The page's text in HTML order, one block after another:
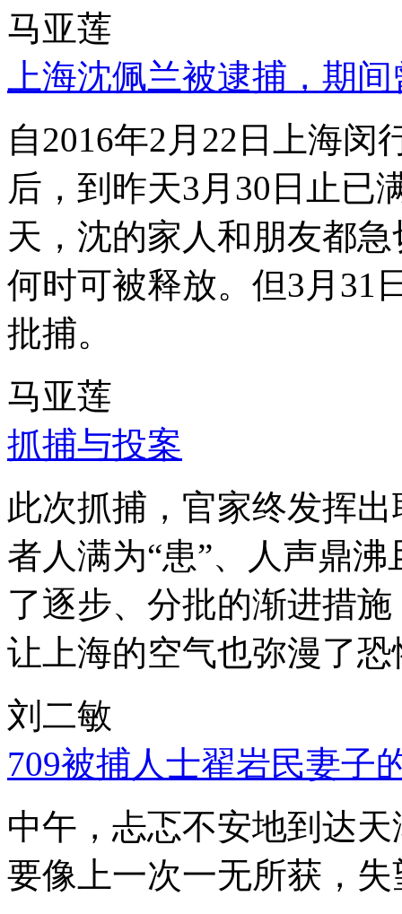
马亚莲
上海沈佩兰被逮捕，期
自2016年2月22日上海
后，到昨天3月30日止已
天，沈的家人和朋友都
何时可被释放。但3月31
批捕。
马亚莲
抓捕与投案
此次抓捕，官家终发挥
者人满为“患”、人声鼎
了逐步、分批的渐进措
让上海的空气也弥漫了
刘二敏
709被捕人士翟岩民妻子
中午，忐忑不安地到达
要像上一次一无所获，